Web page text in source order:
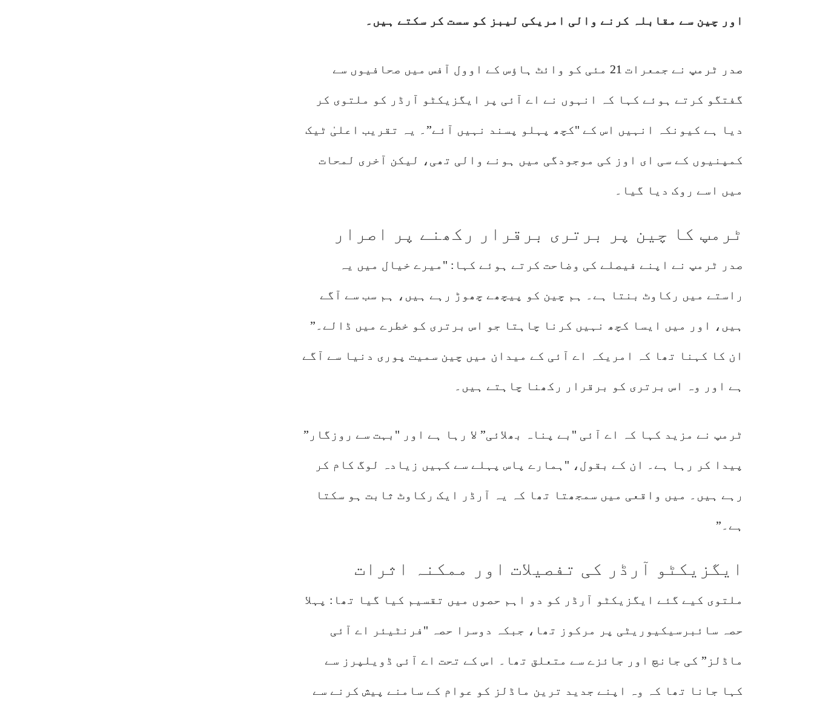
اور چین سے مقابلہ کرنے والی امریکی لیبز کو سست کر سکتے ہیں۔
صدر ٹرمپ نے جمعرات 21 مئی کو وائٹ ہاؤس کے اوول آفس میں صحافیوں سے
گفتگو کرتے ہوئے کہا کہ انہوں نے اے آئی پر ایگزیکٹو آرڈر کو ملتوی کر
دیا ہے کیونکہ انہیں اس کے "کچھ پہلو پسند نہیں آئے”۔ یہ تقریب اعلیٰ ٹیک
کمپنیوں کے سی ای اوز کی موجودگی میں ہونے والی تھی، لیکن آخری لمحات
میں اسے روک دیا گیا۔
ٹرمپ کا چین پر برتری برقرار رکھنے پر اصرار
صدر ٹرمپ نے اپنے فیصلے کی وضاحت کرتے ہوئے کہا: "میرے خیال میں یہ
راستے میں رکاوٹ بنتا ہے۔ ہم چین کو پیچھے چھوڑ رہے ہیں، ہم سب سے آگے
ہیں، اور میں ایسا کچھ نہیں کرنا چاہتا جو اس برتری کو خطرے میں ڈالے۔”
ان کا کہنا تھا کہ امریکہ اے آئی کے میدان میں چین سمیت پوری دنیا سے آگے
ہے اور وہ اس برتری کو برقرار رکھنا چاہتے ہیں۔
ٹرمپ نے مزید کہا کہ اے آئی "بے پناہ بھلائی” لا رہا ہے اور "بہت سے روزگار”
پیدا کر رہا ہے۔ ان کے بقول، "ہمارے پاس پہلے سے کہیں زیادہ لوگ کام کر
رہے ہیں۔ میں واقعی میں سمجھتا تھا کہ یہ آرڈر ایک رکاوٹ ثابت ہو سکتا
ہے۔”
ایگزیکٹو آرڈر کی تفصیلات اور ممکنہ اثرات
ملتوی کیے گئے ایگزیکٹو آرڈر کو دو اہم حصوں میں تقسیم کیا گیا تھا: پہلا
حصہ سائبرسیکیوریٹی پر مرکوز تھا، جبکہ دوسرا حصہ "فرنٹیئر اے آئی
ماڈلز” کی جانچ اور جائزے سے متعلق تھا۔ اس کے تحت اے آئی ڈویلپرز سے
کہا جانا تھا کہ وہ اپنے جدید ترین ماڈلز کو عوام کے سامنے پیش کرنے سے